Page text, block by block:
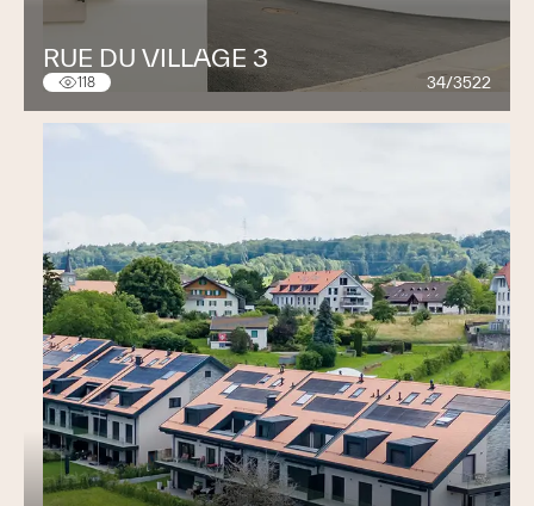
RUE DU VILLAGE 3
118 34/3522